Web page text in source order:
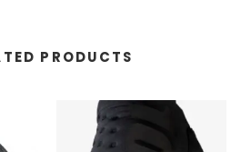
PRODUCTS